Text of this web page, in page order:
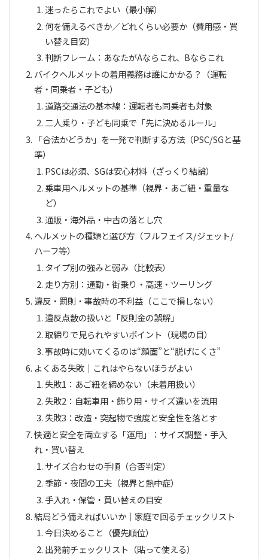
迷ったらこれでよい（最小解）
何を備えるべきか／どれくらい必要か（費用感・買
い替え目安）
判断フレーム：あなたがAならこれ、Bならこれ
バイクヘルメットの着用義務は誰にかかる？（運転
者・同乗者・子ども）
道路交通法の基本線：運転者も同乗者も対象
二人乗り・子ども同乗で「先に決めるルール」
「合法かどうか」を一発で判断する方法（PSC/SGと基
準）
PSCは必須、SGは安心材料（ざっくり結論）
乗車用ヘルメットの基準（視界・あご紐・重量な
ど）
通販・海外品・中古の落とし穴
ヘルメットの種類と選び方（フルフェイス/ジェット/
ハーフ等）
タイプ別の強みと弱み（比較表）
走り方別：通勤・街乗り・高速・ツーリング
違反・罰則・事故時の不利益（ここで損しない）
違反点数の扱いと「反則金の誤解」
取締りで見られやすいポイント（現場の目）
事故時に効いてくるのは“顔面”と“脱げにくさ”
よくある失敗｜これはやらないほうがよい
失敗1：あご紐を締めない（未着用扱い）
失敗2：自転車用・飾り用・サイズ違いを流用
失敗3：改造・突起物で強度と安全性を落とす
快適と安全を両立する「運用」：サイズ調整・手入
れ・買い替え
サイズ合わせの手順（合否判定）
季節・夜間の工夫（視界と熱中症）
手入れ・保管・買い替えの目安
結局どう備えればいいか｜家庭で回るチェックリスト
今日決めること（優先順位）
出発前チェックリスト（貼って使える）